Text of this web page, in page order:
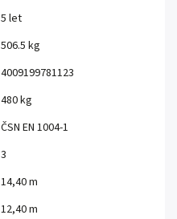
5 let
506.5 kg
4009199781123
480 kg
ČSN EN 1004-1
3
14,40 m
12,40 m